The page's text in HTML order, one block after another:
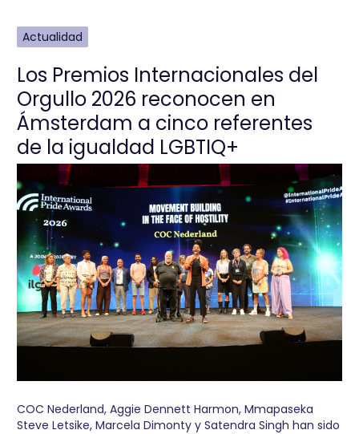
Actualidad
Los Premios Internacionales del
Orgullo 2026 reconocen en
Ámsterdam a cinco referentes
de la igualdad LGBTIQ+
COC Nederland, Aggie Dennett Harmon, Mmapaseka
Steve Letsike, Marcela Dimonty y Satendra Singh han sido